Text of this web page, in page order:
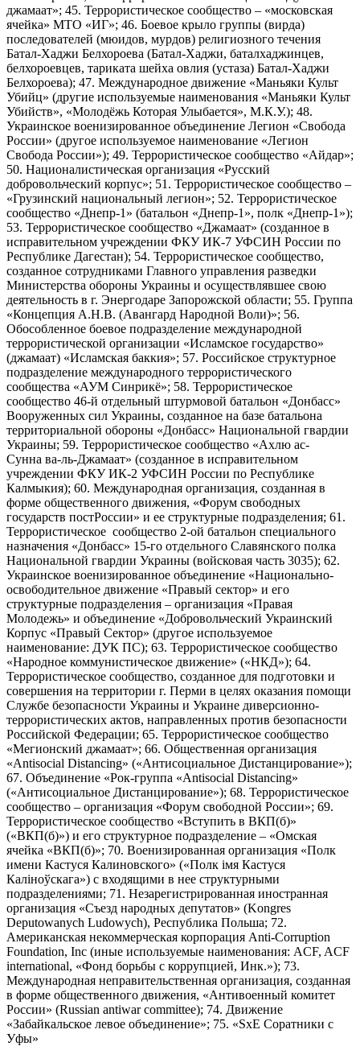
джамаат»; 45. Террористическое сообщество – «московская
ячейка» МТО «ИГ»; 46. Боевое крыло группы (вирда)
последователей (мюидов, мурдов) религиозного течения
Батал-Хаджи Белхороева (Батал-Хаджи, баталхаджинцев,
белхороевцев, тариката шейха овлия (устаза) Батал-Хаджи
Белхороева); 47. Международное движение «Маньяки Культ
Убийц» (другие используемые наименования «Маньяки Культ
Убийств», «Молодёжь Которая Улыбается», М.К.У.); 48.
Украинское военизированное объединение Легион «Свобода
России» (другое используемое наименование «Легион
Свобода России»); 49. Террористическое сообщество «Айдар»;
50. Националистическая организация «Русский
добровольческий корпус»; 51. Террористическое сообщество –
«Грузинский национальный легион»; 52. Террористическое
сообщество «Днепр-1» (батальон «Днепр-1», полк «Днепр-1»);
53. Террористическое сообщество «Джамаат» (созданное в
исправительном учреждении ФКУ ИК-7 УФСИН России по
Республике Дагестан); 54. Террористическое сообщество,
созданное сотрудниками Главного управления разведки
Министерства обороны Украины и осуществлявшее свою
деятельность в г. Энергодаре Запорожской области; 55. Группа
«Концепция А.Н.В. (Авангард Народной Воли)»; 56.
Обособленное боевое подразделение международной
террористической организации «Исламское государство»
(джамаат) «Исламская баккия»; 57. Российское структурное
подразделение международного террористического
сообщества «АУМ Синрикё»; 58. Террористическое
сообщество 46-й отдельный штурмовой батальон «Донбасс»
Вооруженных сил Украины, созданное на базе батальона
территориальной обороны «Донбасс» Национальной гвардии
Украины; 59. Террористическое сообщество «Ахлю ас-
Сунна ва-ль-Джамаат» (созданное в исправительном
учреждении ФКУ ИК-2 УФСИН России по Республике
Калмыкия); 60. Международная организация, созданная в
форме общественного движения, «Форум свободных
государств постРоссии» и ее структурные подразделения; 61.
Террористическое сообщество 2-ой батальон специального
назначения «Донбасс» 15-го отдельного Славянского полка
Национальной гвардии Украины (войсковая часть 3035); 62.
Украинское военизированное объединение «Национально-
освободительное движение «Правый сектор» и его
структурные подразделения – организация «Правая
Молодежь» и объединение «Добровольческий Украинский
Корпус «Правый Сектор» (другое используемое
наименование: ДУК ПС); 63. Террористическое сообщество
«Народное коммунистическое движение» («НКД»); 64.
Террористическое сообщество, созданное для подготовки и
совершения на территории г. Перми в целях оказания помощи
Службе безопасности Украины и Украине диверсионно-
террористических актов, направленных против безопасности
Российской Федерации; 65. Террористическое сообщество
«Мегионский джамаат»; 66. Общественная организация
«Antisocial Distancing» («Антисоциальное Дистанцирование»);
67. Объединение «Рок-группа «Antisocial Distancing»
(«Антисоциальное Дистанцирование»); 68. Террористическое
сообщество – организация «Форум свободной России»; 69.
Террористическое сообщество «Вступить в ВКП(б)»
(«ВКП(б)») и его структурное подразделение – «Омская
ячейка «ВКП(б)»; 70. Военизированная организация «Полк
имени Кастуся Калиновского» («Полк iмя Кастуся
Калiноўскага») с входящими в нее структурными
подразделениями; 71. Незарегистрированная иностранная
организация «Съезд народных депутатов» (Kongres
Deputowanych Ludowych), Республика Польша; 72.
Американская некоммерческая корпорация Anti-Corruption
Foundation, Inc (иные используемые наименования: ACF, ACF
international, «Фонд борьбы с коррупцией, Инк.»); 73.
Международная неправительственная организация, созданная
в форме общественного движения, «Антивоенный комитет
России» (Russian antiwar committee); 74. Движение
«Забайкальское левое объединение»; 75. «SxE Соратники с
Уфы»